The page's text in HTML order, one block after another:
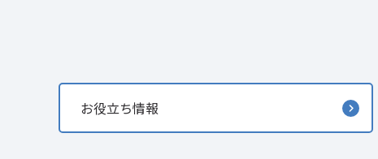
お役立ち情報